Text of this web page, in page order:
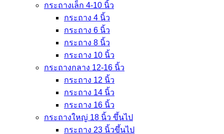
กระถางเล็ก 4-10 นิ้ว
กระถาง 4 นิ้ว
กระถาง 6 นิ้ว
กระถาง 8 นิ้ว
กระถาง 10 นิ้ว
กระถางกลาง 12-16 นิ้ว
กระถาง 12 นิ้ว
กระถาง 14 นิ้ว
กระถาง 16 นิ้ว
กระถางใหญ่ 18 นิ้ว ขึ้นไป
กระถาง 23 นิ้วขึ้นไป